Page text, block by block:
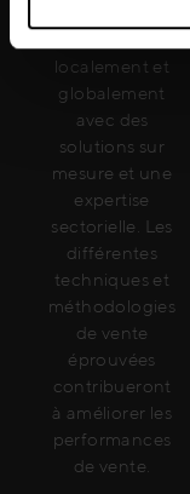
localement et
globalement
avec des
solutions sur
mesure et une
expertise
sectorielle. Les
différentes
techniques et
méthodologies
de vente
éprouvées
contribueront
à améliorer les
performances
de vente.